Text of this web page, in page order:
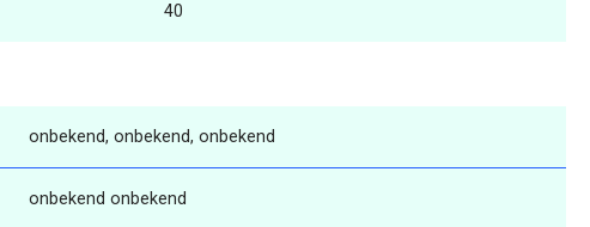
40
onbekend, onbekend, onbekend
onbekend onbekend